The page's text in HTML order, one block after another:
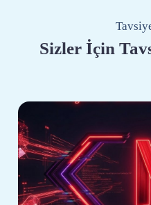
Sizler İçin